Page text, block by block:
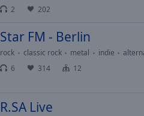
2
202
Star FM - Berlin
rock classic rock metal indie
6
314 12
R.SA Live